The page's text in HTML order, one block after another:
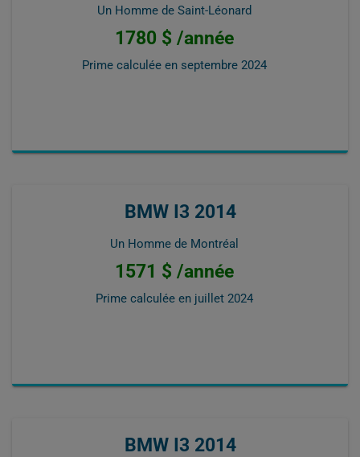
Un Homme de Saint-Léonard
1780 $ /année
Prime calculée en septembre 2024
BMW I3 2014
Un Homme de Montréal
1571 $ /année
Prime calculée en juillet 2024
BMW I3 2014